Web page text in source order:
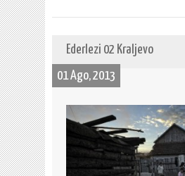
Ederlezi 02 Kraljevo
01 Ago, 2013